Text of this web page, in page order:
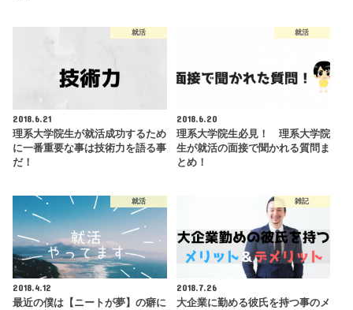
就活
2018.6.21
理系大学院生が就活成功するため
に一番重要な事は技術力を語る事
だ！
就活
2018.6.20
理系大学院生必見！ 理系大学院
生が就活の面接で聞かれる質問ま
とめ！
就活
2018.4.12
最近の僕は【ニートが夢】の癖に
雑記
2018.7.26
大企業に勤める彼氏を持つ事のメ